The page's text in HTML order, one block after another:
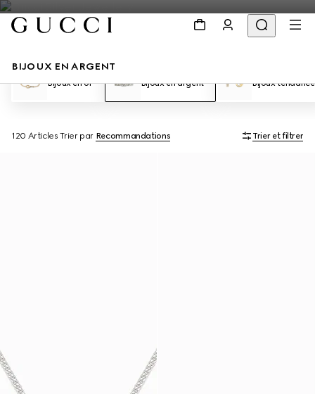
BIJOUX EN ARGENT
Bijoux en or Bijoux en argent Bijoux tendance
120 Articles Trier par Recommandations Trier et filtrer